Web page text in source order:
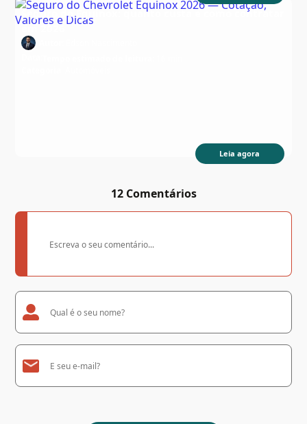
Seguro do Equinox: quanto custa e como contratar
em 2026
Leia agora
12 Comentários